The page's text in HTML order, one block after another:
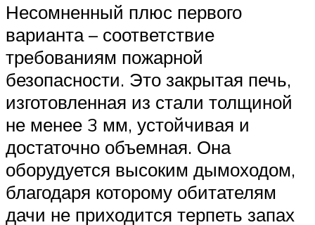
Несомненный плюс первого
варианта – соответствие
требованиям пожарной
безопасности. Это закрытая печь,
изготовленная из стали толщиной
не менее 3 мм, устойчивая и
достаточно объемная. Она
оборудуется высоким дымоходом,
благодаря которому обитателям
дачи не приходится терпеть запах